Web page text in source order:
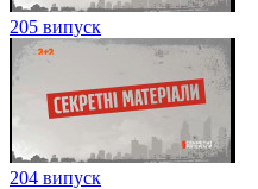
205 випуск
204 випуск